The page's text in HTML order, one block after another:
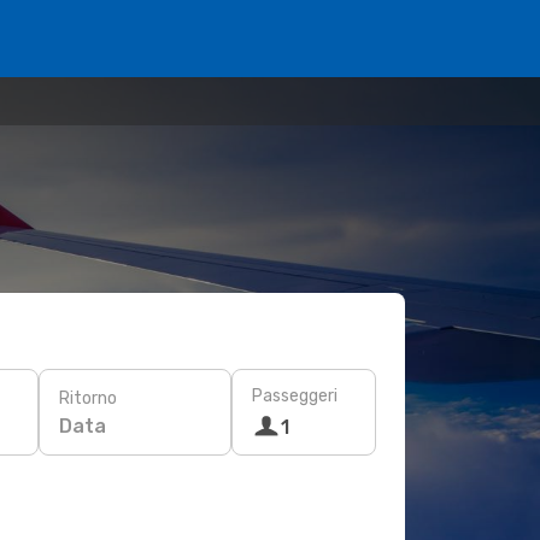
Ritorno
Data
Passeggeri
1